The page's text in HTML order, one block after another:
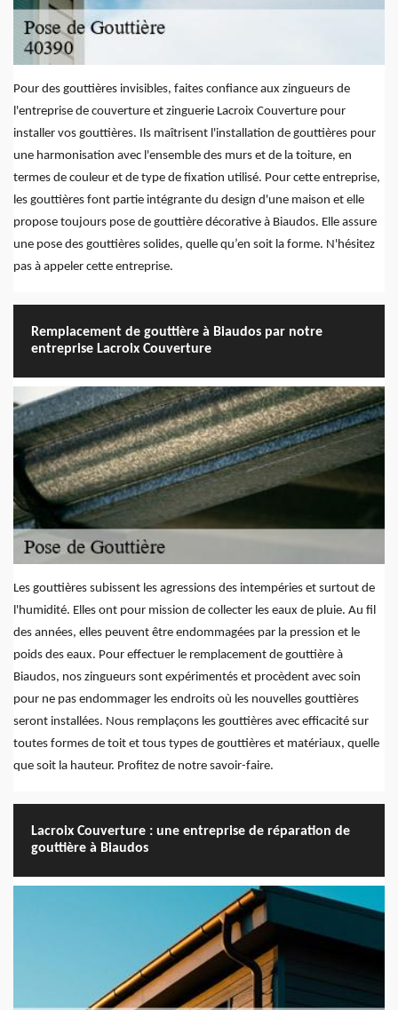
Pour des gouttières invisibles, faites confiance aux zingueurs de
l'entreprise de couverture et zinguerie Lacroix Couverture pour
installer vos gouttières. Ils maîtrisent l'installation de gouttières pour
une harmonisation avec l'ensemble des murs et de la toiture, en
termes de couleur et de type de fixation utilisé. Pour cette entreprise,
les gouttières font partie intégrante du design d'une maison et elle
propose toujours pose de gouttière décorative à Biaudos. Elle assure
une pose des gouttières solides, quelle qu’en soit la forme. N'hésitez
pas à appeler cette entreprise.
Remplacement de gouttière à Biaudos par notre
entreprise Lacroix Couverture
Les gouttières subissent les agressions des intempéries et surtout de
l'humidité. Elles ont pour mission de collecter les eaux de pluie. Au fil
des années, elles peuvent être endommagées par la pression et le
poids des eaux. Pour effectuer le remplacement de gouttière à
Biaudos, nos zingueurs sont expérimentés et procèdent avec soin
pour ne pas endommager les endroits où les nouvelles gouttières
seront installées. Nous remplaçons les gouttières avec efficacité sur
toutes formes de toit et tous types de gouttières et matériaux, quelle
que soit la hauteur. Profitez de notre savoir-faire.
Lacroix Couverture : une entreprise de réparation de
gouttière à Biaudos